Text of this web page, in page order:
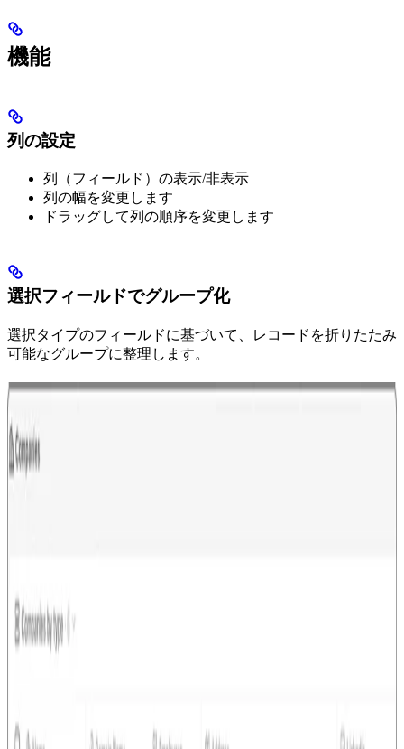
機能
列の設定
列（フィールド）の表示/非表示
列の幅を変更します
ドラッグして列の順序を変更します
選択フィールドでグループ化
選択タイプのフィールドに基づいて、レコードを折りたたみ
可能なグループに整理します。